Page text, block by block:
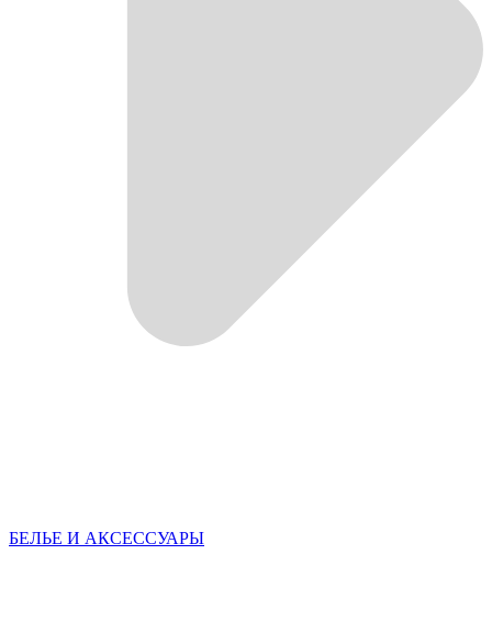
БЕЛЬЕ И АКСЕССУАРЫ